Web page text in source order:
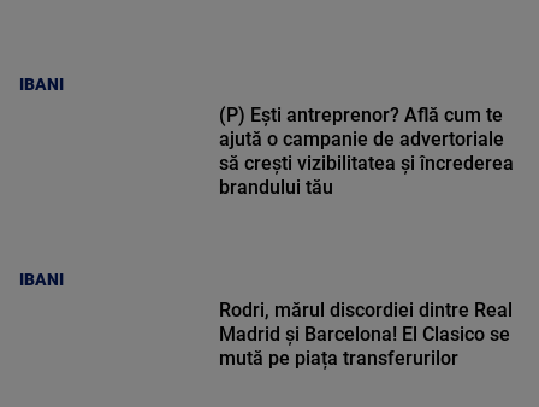
IBANI
IBANI
(P) Ești antreprenor? Află cum te
ajută o campanie de advertoriale
să crești vizibilitatea și încrederea
brandului tău
Rodri, mărul discordiei dintre Real
Madrid și Barcelona! El Clasico se
mută pe piața transferurilor